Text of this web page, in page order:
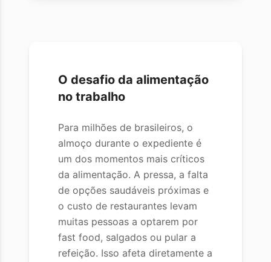
O desafio da alimentação
no trabalho
Para milhões de brasileiros, o
almoço durante o expediente é
um dos momentos mais críticos
da alimentação. A pressa, a falta
de opções saudáveis próximas e
o custo de restaurantes levam
muitas pessoas a optarem por
fast food, salgados ou pular a
refeição. Isso afeta diretamente a